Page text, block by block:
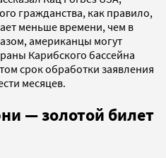
гражданства, как правило,
меньше времени, чем в
американцы могут
Карибского бассейна
срок обработки заявления
месяцев.
— золотой билет